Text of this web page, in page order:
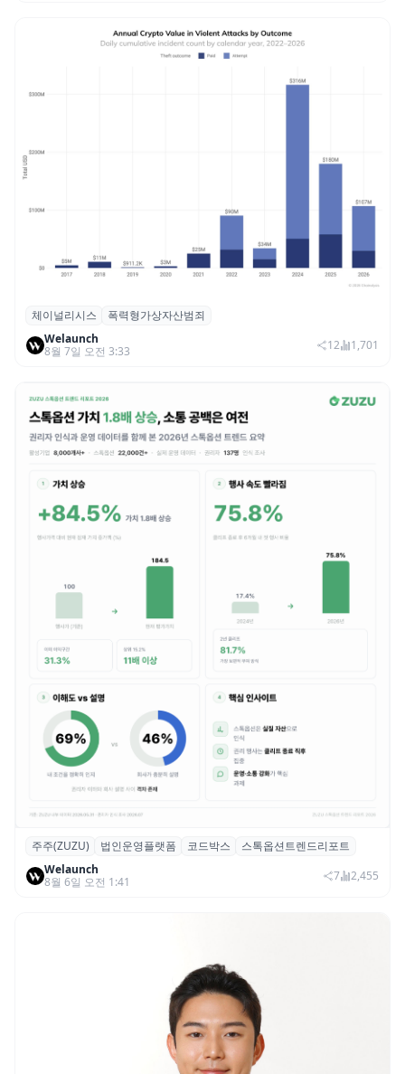
체이널리시스 “가상자산 보유자 대상 폭력
범죄 증가…상반기 탈취액 3000만 달러 돌파
체이널리시스
폭력형가상자산범죄
Welaunch
8월 7일 오전 3:33
12 1,701
스톡옵션 취소율 2년 만에 18.2%→31.3%…
권리 발생 즉시 행사 비중도 급증
주주(ZUZU) 법인운영플랫폼 코드박스
스톡옵션트렌드리포트
Welaunch
8월 6일 오전 1:41
7 2,455